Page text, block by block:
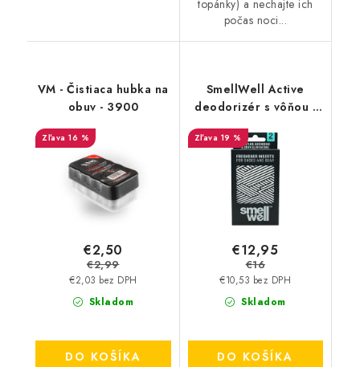
topánky) a nechajte ich
počas noci...
VM - Čistiaca hubka na
obuv - 3900
16 %
Skladom
€2,03 bez DPH
€2,50
€2,99
DO KOŠÍKA
SmellWell Active
deodorizér s vôňou -
19 %
Skladom
€10,53 bez DPH
€12,95
€16
DO KOŠÍKA